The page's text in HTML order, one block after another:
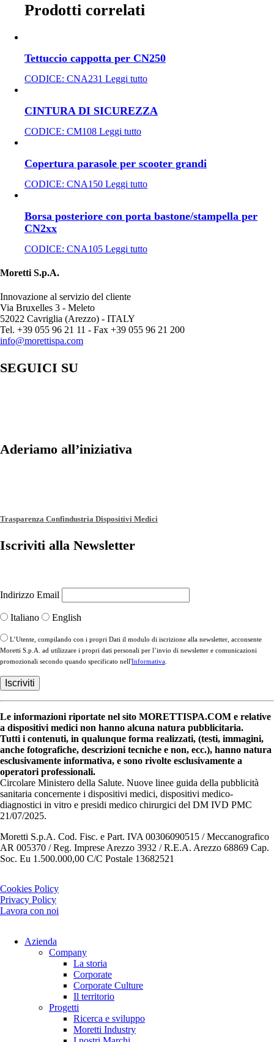
Prodotti correlati
Tettuccio cappotta per CN250
CODICE: CNA231 Leggi tutto
CINTURA DI SICUREZZA
CODICE: CM108 Leggi tutto
Copertura parasole per scooter grandi
CODICE: CNA150 Leggi tutto
Borsa posteriore con porta bastone/stampella per
CN2xx
CODICE: CNA105 Leggi tutto
Moretti S.p.A.
Innovazione al servizio del cliente
Via Bruxelles 3 - Meleto
52022 Cavriglia (Arezzo) - ITALY
Tel. +39 055 96 21 11 - Fax +39 055 96 21 200
info@morettispa.com
SEGUICI SU
Aderiamo all’iniziativa
Trasparenza Confindustria Dispositivi Medici
Iscriviti alla Newsletter
Indirizzo Email
Italiano English
L’Utente, compilando con i propri Dati il modulo di iscrizione alla newsletter, acconsente
Moretti S.p.A. ad utilizzare i propri dati personali per l’invio di newsletter e comunicazioni
promozionali secondo quando specificato nell'Informativa
Le informazioni riportate nel sito MORETTISPA.COM e relative
a dispositivi medici non hanno alcuna natura pubblicitaria.
Tutti i contenuti, in qualunque forma realizzati, (testi, immagini,
anche fotografiche, descrizioni tecniche e non, ecc.), hanno natura
esclusivamente informativa, e sono rivolte esclusivamente a
operatori professionali.
Circolare Ministero della Salute. Nuove linee guida della pubblicità
sanitaria concernente i dispositivi medici, dispositivi medico-
diagnostici in vitro e presidi medico chirurgici del DM IVD PMC
21/07/2025.
Moretti S.p.A. Cod. Fisc. e Part. IVA 00306090515 / Meccanografico
AR 005370 / Reg. Imprese Arezzo 3932 / R.E.A. Arezzo 68869 Cap.
Soc. Eu 1.500.000,00 C/C Postale 13682521
Cookies Policy
Privacy Policy
Lavora con noi
Azienda
Company
La storia
Corporate
Corporate Culture
Il territorio
Progetti
Ricerca e sviluppo
Moretti Industry